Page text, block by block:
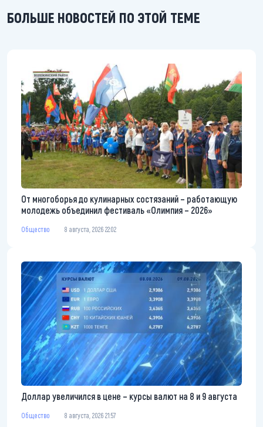
БОЛЬШЕ НОВОСТЕЙ ПО ЭТОЙ ТЕМЕ
От многоборья до кулинарных состязаний – работающую
молодежь объединил фестиваль «Олимпия – 2026»
Общество 8 августа, 2026 22:02
Доллар увеличился в цене – курсы валют на 8 и 9 августа
Общество 8 августа, 2026 21:57